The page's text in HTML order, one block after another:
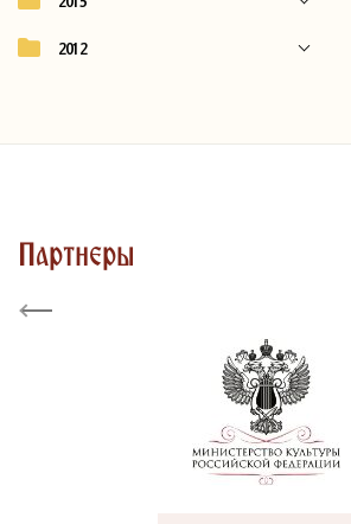
2012
Партнеры
Previous